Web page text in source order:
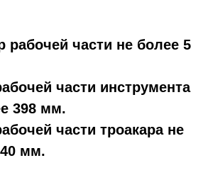
рабочей части не более 5
части инструмента
398 мм.
части троакара не
мм.